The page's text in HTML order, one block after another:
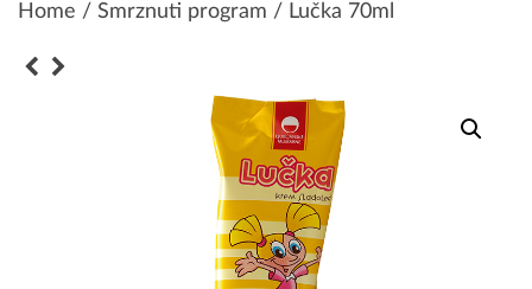
Home / Smrznuti program / Lučka 70ml